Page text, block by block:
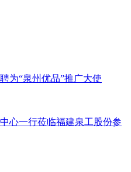
为“泉州优品”推广大使
心一行莅临福建泉工股份参